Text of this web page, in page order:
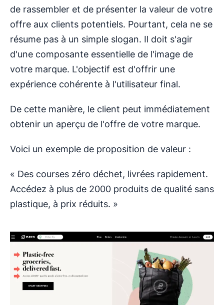
de rassembler et de présenter la valeur de votre
offre aux clients potentiels. Pourtant, cela ne se
résume pas à un simple slogan. Il doit s'agir
d'une composante essentielle de l'image de
votre marque. L'objectif est d'offrir une
expérience cohérente à l'utilisateur final.
De cette manière, le client peut immédiatement
obtenir un aperçu de l'offre de votre marque.
Voici un exemple de proposition de valeur :
« Des courses zéro déchet, livrées rapidement.
Accédez à plus de 2000 produits de qualité sans
plastique, à prix réduits. »